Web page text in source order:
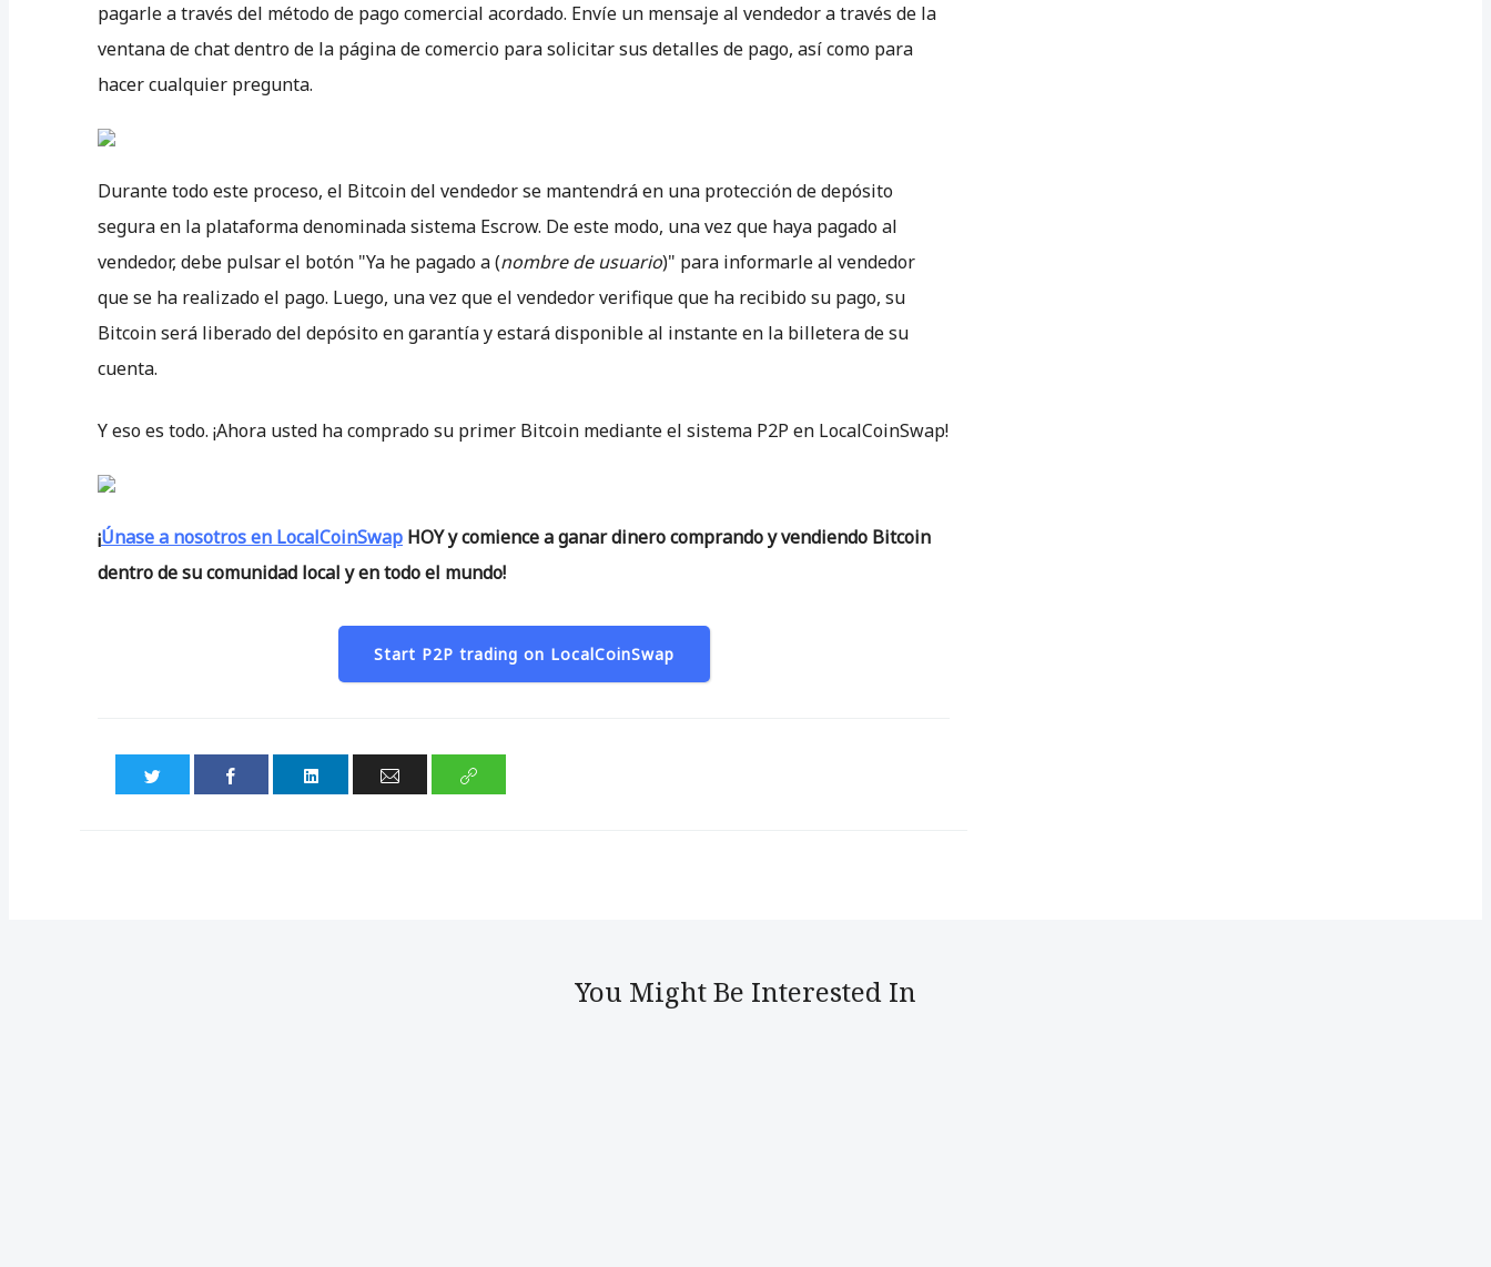
pagarle a través del método de pago comercial acordado. Envíe un mensaje al vendedor a través de la
ventana de chat dentro de la página de comercio para solicitar sus detalles de pago, así como para
hacer cualquier pregunta.
Durante todo este proceso, el Bitcoin del vendedor se mantendrá en una protección de depósito
segura en la plataforma denominada sistema Escrow. De este modo, una vez que haya pagado al
vendedor, debe pulsar el botón "Ya he pagado a (nombre de usuario)" para informarle al vendedor
que se ha realizado el pago. Luego, una vez que el vendedor verifique que ha recibido su pago, su
Bitcoin será liberado del depósito en garantía y estará disponible al instante en la billetera de su
cuenta.
Y eso es todo. ¡Ahora usted ha comprado su primer Bitcoin mediante el sistema P2P en LocalCoinSwap!
¡Únase a nosotros en LocalCoinSwap HOY y comience a ganar dinero comprando y vendiendo Bitcoin
dentro de su comunidad local y en todo el mundo!
Start P2P trading on LocalCoinSwap
You Might Be Interested In